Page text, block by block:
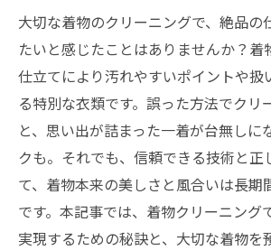
大切な着物のクリーニングで、絶品の
たいと感じたことはありませんか？着
仕立てにより汚れやすいポイントや扱
る特別な衣類です。誤った方法でクリ
と、思い出が詰まった一着が台無しに
クも。それでも、信頼できる技術と正
て、着物本来の美しさと風合いは長期
です。本記事では、着物クリーニング
実現するための秘訣と、大切な着物を